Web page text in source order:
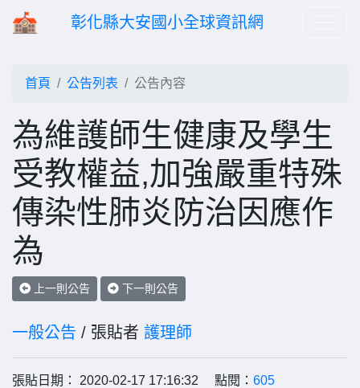
彰化縣大安國小全球資訊網
首頁 公告列表 公告內容
為維護師生健康及學生
受教權益,加強嚴重特殊
傳染性肺炎防治因應作
為
上一則公告 下一則公告
一般公告 / 張貼者 護理師
張貼日期： 2020-02-17 17:16:32 點閱： 605